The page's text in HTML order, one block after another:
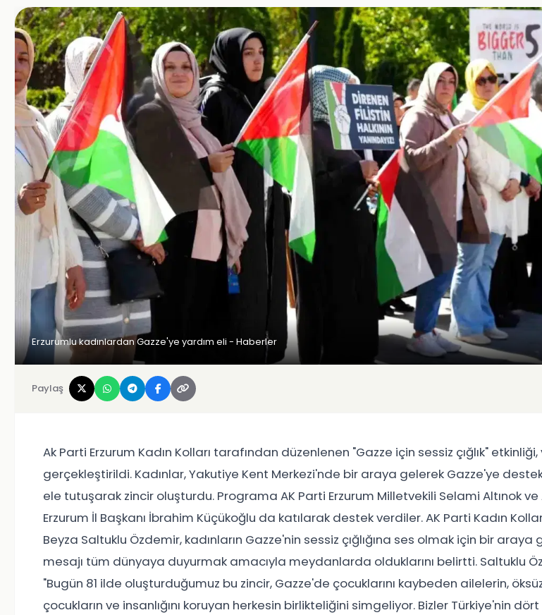
Erzurumlu kadınlardan Gazze'ye yardım eli - Haberler
Paylaş
Ak Parti Erzurum Kadın Kolları tarafından düzenlenen "Gazze için sessiz çığlık"
gerçekleştirildi. Kadınlar, Yakutiye Kent Merkezi'nde bir araya gelerek Gazze'ye
ele tutuşarak zincir oluşturdu. Programa AK Parti Erzurum Milletvekili Selami Altınok ve
Erzurum İl Başkanı İbrahim Küçükoğlu da katılarak destek verdiler. AK Parti Kadın
Beyza Saltuklu Özdemir, kadınların Gazze'nin sessiz çığlığına ses olmak için bir araya
mesajı tüm dünyaya duyurmak amacıyla meydanlarda olduklarını belirtti. Saltuklu
"Bugün 81 ilde oluşturduğumuz bu zincir, Gazze'de çocuklarını kaybeden ailelerin,
çocukların ve insanlığını koruyan herkesin birlikteliğini simgeliyor. Bizler Türkiye'nin